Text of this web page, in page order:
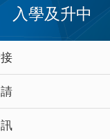
入學及升中